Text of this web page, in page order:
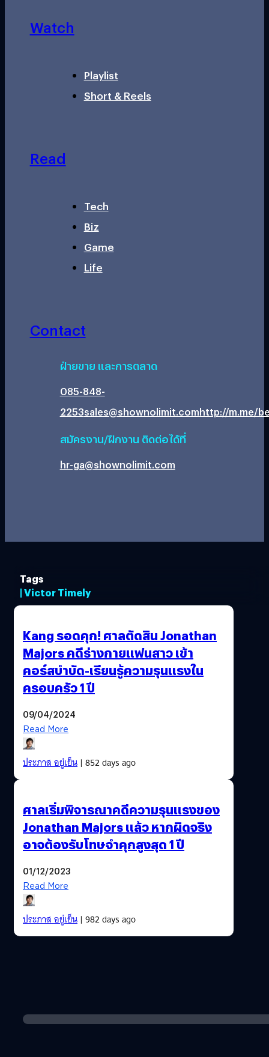
Watch
Playlist
Short & Reels
Read
Tech
Biz
Game
Life
Contact
ฝ่ายขาย และการตลาด
085-848-
2253sales@shownolimit.comhttp://m.me/
สมัครงาน/ฝึกงาน ติดต่อได้ที่
hr-ga@shownolimit.com
Tags
| Victor Timely
Kang รอดคุก! ศาลตัดสิน Jonathan
Majors คดีร่างกายแฟนสาว เข้า
คอร์สบำบัด-เรียนรู้ความรุนแรงใน
ครอบครัว 1 ปี
09/04/2024
Read More
ประภาส อยู่เย็น| 852 days ago
ศาลเริ่มพิจารณาคดีความรุนแรงของ
Jonathan Majors แล้ว หากผิดจริง
อาจต้องรับโทษจำคุกสูงสุด 1 ปี
01/12/2023
Read More
ประภาส อยู่เย็น| 982 days ago